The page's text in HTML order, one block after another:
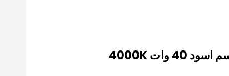
لينير لايت مانع توهج جسم اسود 40 وات 4000K